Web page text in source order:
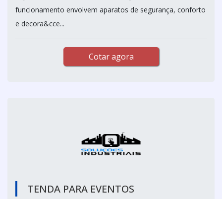
funcionamento envolvem aparatos de segurança, conforto
e decora&cce...
Cotar agora
TENDA PARA EVENTOS